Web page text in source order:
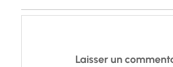
Laisser un